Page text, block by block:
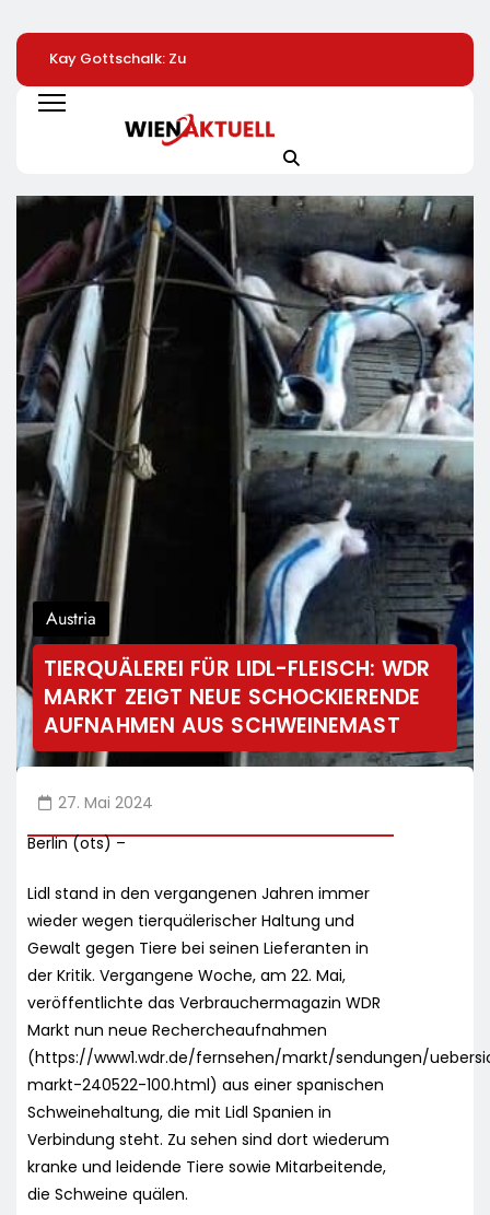
Kay Gottschalk: Zu
Spät, Zu Wenig:
Bundesregierung
Bleibt Echte
Krankenversicherung
Ausgezeichnet
Pizzeria: Gustavo
Austria
TIERQUÄLEREI FÜR LIDL-FLEISCH: WDR
MARKT ZEIGT NEUE SCHOCKIERENDE
AUFNAHMEN AUS SCHWEINEMAST
27. Mai 2024
Berlin (ots) –
Lidl stand in den vergangenen Jahren immer
wieder wegen tierquälerischer Haltung und
Gewalt gegen Tiere bei seinen Lieferanten in
der Kritik. Vergangene Woche, am 22. Mai,
veröffentlichte das Verbrauchermagazin WDR
Markt nun neue Rechercheaufnahmen
(https://www1.wdr.de/fernsehen/markt/sendungen/
markt-240522-100.html) aus einer spanischen
Schweinehaltung, die mit Lidl Spanien in
Verbindung steht. Zu sehen sind dort wiederum
kranke und leidende Tiere sowie Mitarbeitende,
die Schweine quälen.